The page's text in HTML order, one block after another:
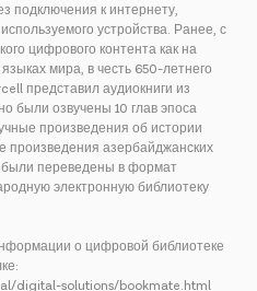
подключения к интернету,
устройства. Ранее, с
цифрового контента как на
мира, в честь 650-летнего
представил аудиокниги из
были озвучены 10 глав эпоса
произведения об истории
произведения азербайджанских
были переведены в формат
электронную библиотеку
о цифровой библиотеке
digital-solutions/bookmate.html